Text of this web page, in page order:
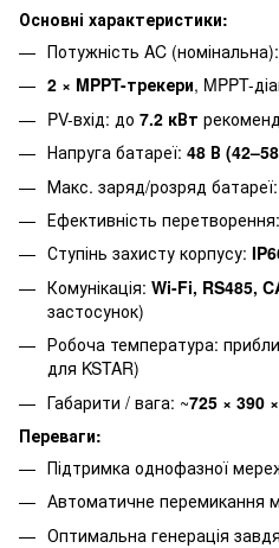
Основні характеристики:
Потужність AC (номінальна):
2 × MPPT-трекери, MPPT-
PV-вхід: до 7.2 кВт
Напруга батареї: 48 В
Макс. заряд/розряд батареї:
Ефективність
Ступінь захисту корпусу:
Комунікація: Wi-Fi, RS485,
застосунок)
Робоча температура:
для KSTAR)
Габарити / вага: ~725 × 390
Переваги:
Підтримка однофазної
Автоматичне перемикання
Оптимальна генерація